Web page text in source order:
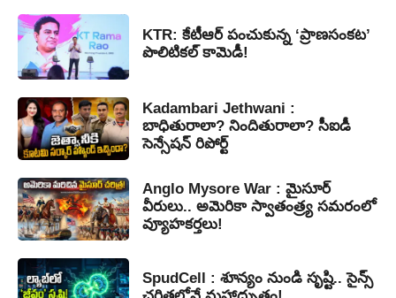
KTR: కేటీఆర్ పంచుకున్న ‘ప్రాణసంకట’
పొలిటికల్ కామెడీ!
Kadambari Jethwani :
బాధితురాలా? నిందితురాలా? సీఐడీ
సెన్సేషన్ రిపోర్ట్
Anglo Mysore War : మైసూర్
వీరులు.. అమెరికా స్వాతంత్ర్య సమరంలో
వ్యూహకర్తలు!
SpudCell : శూన్యం నుండి సృష్టి.. సైన్స్